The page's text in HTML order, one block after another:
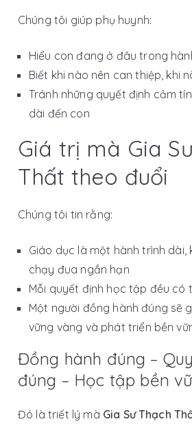
Chúng tôi giúp phụ huynh:
Hiểu con đang ở đâu trong
Biết khi nào nên can thiệp, khi
Tránh những quyết định cảm
dài đến con
Giá trị mà Gia
Thất theo đuổi
Chúng tôi tin rằng:
Giáo dục là một hành trình dài,
chạy đua ngắn hạn
Mỗi quyết định học tập đều có
Một người đồng hành đúng sẽ
vững vàng và phát triển bền
Đồng hành đúng –
đúng – Học tập bền
Đó là triết lý mà Gia Sư Thạch